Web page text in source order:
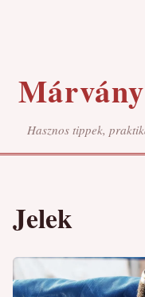
Hasznos tippek,
Jelek